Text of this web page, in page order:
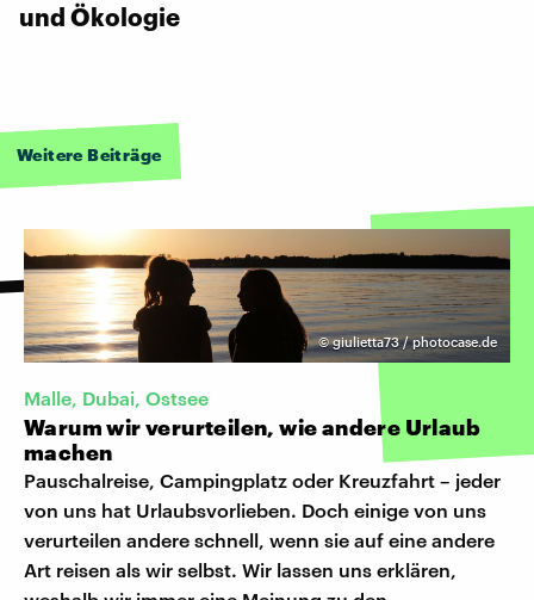
und Ökologie
Weitere Beiträge
©giulietta73 / photocase.de
Malle, Dubai, Ostsee
Warum wir verurteilen, wie andere Urlaub
machen
Pauschalreise, Campingplatz oder Kreuzfahrt – jeder
von uns hat Urlaubsvorlieben. Doch einige von uns
verurteilen andere schnell, wenn sie auf eine andere
Art reisen als wir selbst. Wir lassen uns erklären,